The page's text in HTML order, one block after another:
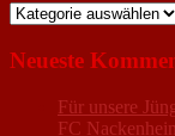
Kategorien
Neueste
Für unsere
FC